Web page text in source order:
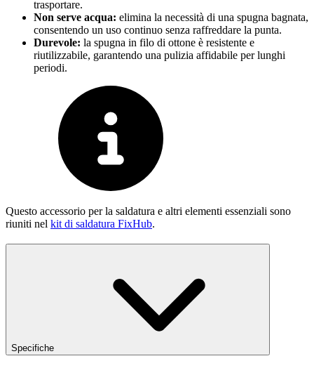
trasportare.
Non serve acqua: elimina la necessità di una spugna bagnata,
consentendo un uso continuo senza raffreddare la punta.
Durevole: la spugna in filo di ottone è resistente e
riutilizzabile, garantendo una pulizia affidabile per lunghi
periodi.
Questo accessorio per la saldatura e altri elementi essenziali sono
riuniti nel kit di saldatura FixHub.
Specifiche